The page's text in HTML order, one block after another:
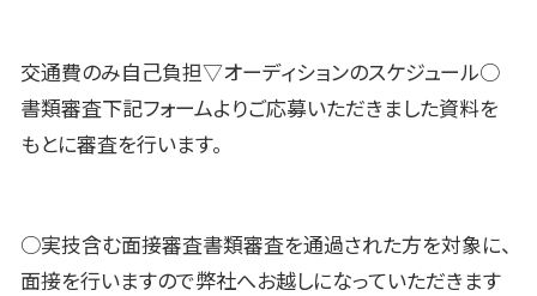
交通費のみ自己負担▽オーディションのスケジュール○
書類審査下記フォームよりご応募いただきました資料を
もとに審査を行います。
○実技含む面接審査書類審査を通過された方を対象に、
面接を行いますので弊社へお越しになっていただきます